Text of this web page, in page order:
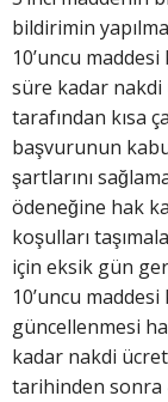
bildirimin
10’uncu
süre kadar nakdi
tarafından kısa
başvurunun
şartlarını
ödeneğine hak
koşulları
için eksik gün
10’uncu
güncellenmesi
kadar nakdi
tarihinden sonra